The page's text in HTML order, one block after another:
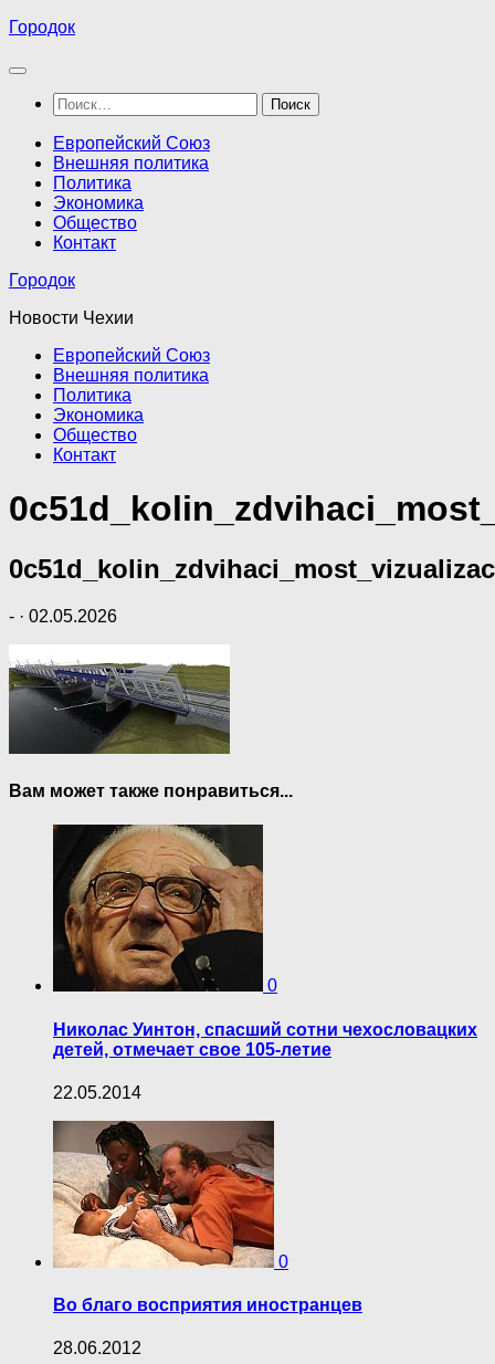
Перейти
содержимому
Городок
Найти:
Европейский Союз
Внешняя политика
Политика
Экономика
Общество
Контакт
Городок
Новости Чехии
Европейский Союз
Внешняя политика
Политика
Экономика
Общество
Контакт
- · 02.05.2026
Вам может также понравиться...
0
Николас Уинтон, спасший сотни чехословацких
детей, отмечает свое 105-летие
22.05.2014
0
Во благо восприятия иностранцев
28.06.2012